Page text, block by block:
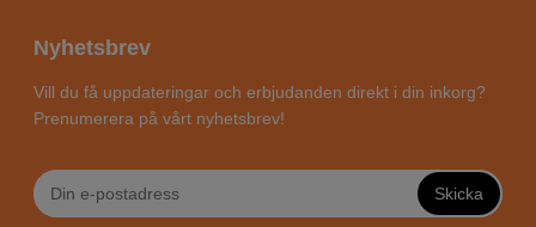
Nyhetsbrev
Vill du få uppdateringar och erbjudanden direkt i din inkorg?
Prenumerera på vårt nyhetsbrev!
Skicka